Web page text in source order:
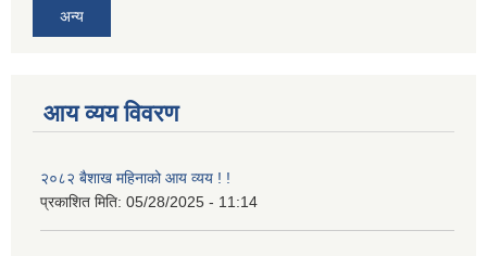
अन्य
आय व्यय विवरण
२०८२ बैशाख महिनाको आय व्यय ! !
प्रकाशित मिति: 05/28/2025 - 11:14